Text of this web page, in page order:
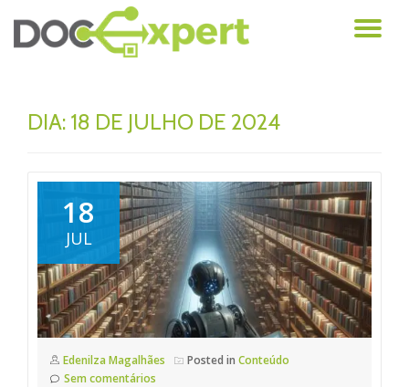
Pular
DIA: 18 DE JULHO DE 2024
18
JUL
Edenilza Magalhães Posted in Conteúdo
Sem comentários